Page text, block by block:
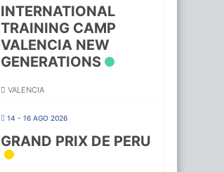
INTERNATIONAL
TRAINING CAMP
VALENCIA NEW
GENERATIONS
VALENCIA
14 - 16 AGO 2026
GRAND PRIX DE PERU